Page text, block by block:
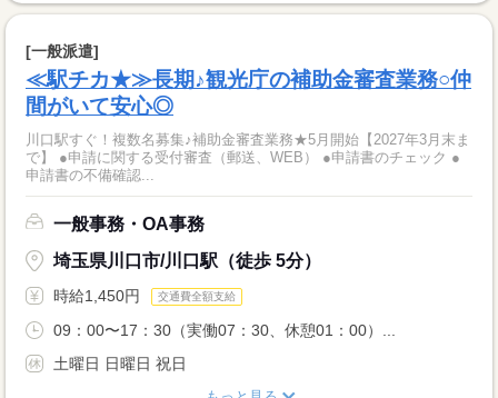
[一般派遣]
≪駅チカ★≫長期♪観光庁の補助金審査業務○仲
間がいて安心◎
川口駅すぐ！複数名募集♪補助金審査業務★5月開始【2027年3月末ま
で】 ●申請に関する受付審査（郵送、WEB） ●申請書のチェック ●
申請書の不備確認...
一般事務・OA事務
埼玉県川口市/川口駅（徒歩 5分）
時給1,450円 交通費全額支給
09：00〜17：30（実働07：30、休憩01：00）...
土曜日 日曜日 祝日